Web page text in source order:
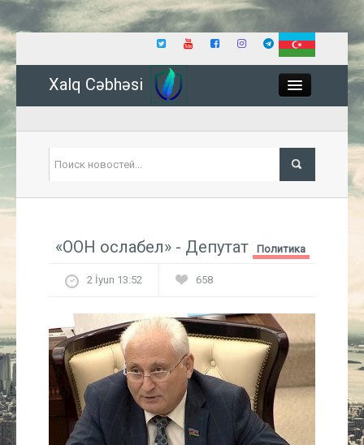
Xalq Cəbhəsi
Экономика
Событие
Культура
Интервью
«ООН ослабел» - Депутат Политика
2 İyun 13:52 658